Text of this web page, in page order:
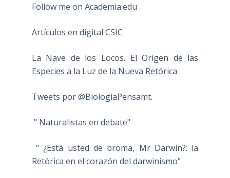
Follow me on Academia.edu
Artículos en digital CSIC
La Nave de los Locos. El Origen de las
Especies a la Luz de la Nueva Retórica
Tweets por @BiologiaPensamt.
" Naturalistas en debate"
" ¿Está usted de broma, Mr Darwin?: la
Retórica en el corazón del darwinismo"